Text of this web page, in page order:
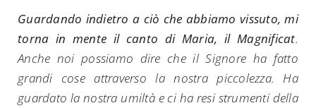
Guardando indietro a ciò che abbiamo vissuto, mi
torna in mente il canto di Maria, il Magnificat.
Anche noi possiamo dire che il Signore ha fatto
grandi cose attraverso la nostra piccolezza. Ha
guardato la nostra umiltà e ci ha resi strumenti della